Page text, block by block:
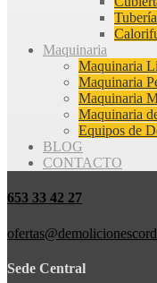
Maquinaria
Maquinaria
Maquinaria
Maquinaria
Maquinaria
Equipos de
BLOG
CONTACTO
653 33 42 27
Sede Central